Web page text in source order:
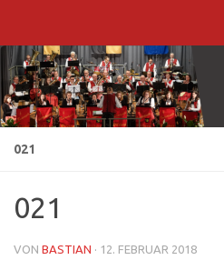
021
021
VON BASTIAN · 12. FEBRUAR 2018